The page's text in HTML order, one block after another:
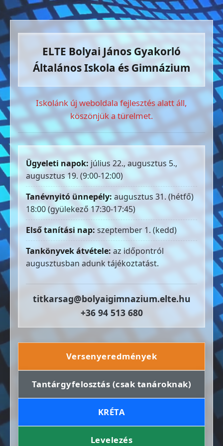
ELTE Bolyai János Gyakorló
Általános Iskola és Gimnázium
Iskolánk új weboldala fejlesztés alatt áll,
köszönjük a türelmet.
Ügyeleti napok: július 22., augusztus 5.,
augusztus 19. (9:00-12:00)
Tanévnyitó ünnepély: augusztus 31. (hétfő)
18:00 (gyülekező 17:30-17:45)
Első tanítási nap: szeptember 1. (kedd)
Tankönyvek átvétele: az időpontról
augusztusban adunk tájékoztatást.
titkarsag@bolyaigimnazium.elte.hu
+36 94 513 680
Versenyeredmények
Tantárgyfelosztás (csak tanároknak)
KRÉTA
Levelezés